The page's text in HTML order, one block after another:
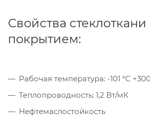
Свойства стеклоткани
покрытием:
Рабочая температура: -101 °С
Теплопроводность: 1,2 Вт/мК
Нефтемаслостойкость